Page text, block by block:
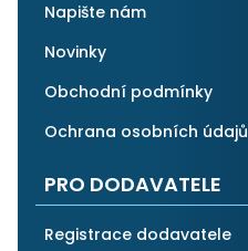
Napište nám
Novinky
Obchodní podmínky
Ochrana osobních údajů
PRO DODAVATELE
Registrace dodavatele